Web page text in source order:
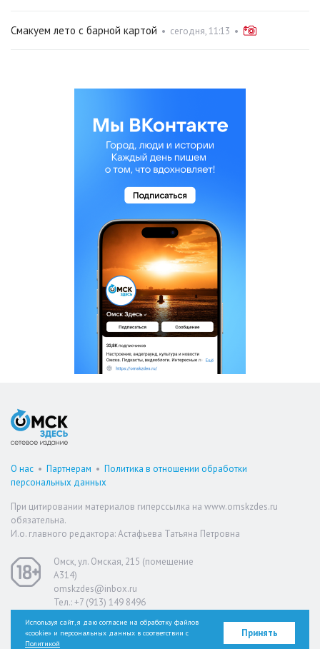
Смакуем лето с барной картой • сегодня, 11:13 •
О нас • Партнерам • Политика в отношении обработки
персональных данных
При цитировании материалов гиперссылка на www.omskzdes.ru
обязательна.
И.о. главного редактора: Астафьева Татьяна Петровна
Омск, ул. Омская, 215 (помещение
А314)
omskzdes@inbox.ru
Тел.: +7 (913) 149 8496
Версия для слабовидящих
Используя сайт, я даю согласие на обработку файлов
«cookie» и персональных данных в соответствии с
Политикой
Принять